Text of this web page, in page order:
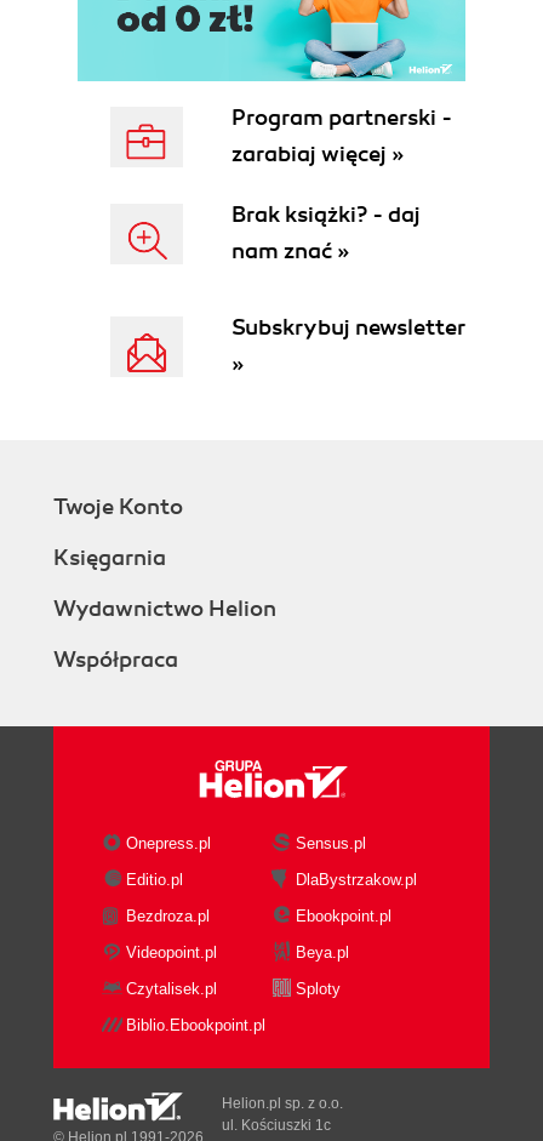
Program partnerski -
zarabiaj więcej »
Brak książki? - daj
nam znać »
Subskrybuj newsletter
»
Twoje Konto
Księgarnia
Wydawnictwo Helion
Współpraca
Onepress.pl
Sensus.pl
Editio.pl
DlaBystrzakow.pl
Bezdroza.pl
Ebookpoint.pl
Videopoint.pl
Beya.pl
Czytalisek.pl
Sploty
Biblio.Ebookpoint.pl
© Helion.pl 1991-2026
Helion.pl sp. z o.o.
ul. Kościuszki 1c